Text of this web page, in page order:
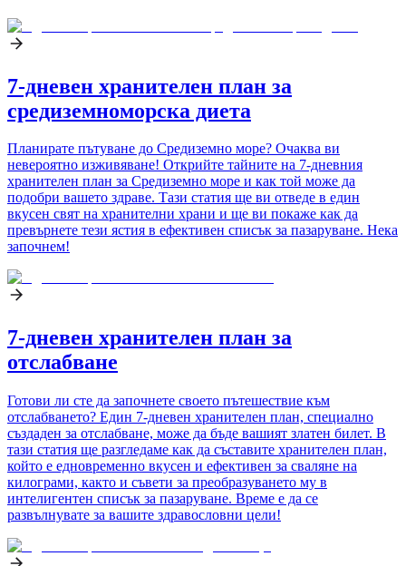
7-дневен хранителен план за
средиземноморска диета
Планирате пътуване до Средиземно море? Очаква ви
невероятно изживяване! Открийте тайните на 7-дневния
хранителен план за Средиземно море и как той може да
подобри вашето здраве. Тази статия ще ви отведе в един
вкусен свят на хранителни храни и ще ви покаже как да
превърнете тези ястия в ефективен списък за пазаруване. Нека
започнем!
7-дневен хранителен план за
отслабване
Готови ли сте да започнете своето пътешествие към
отслабването? Един 7-дневен хранителен план, специално
създаден за отслабване, може да бъде вашият златен билет. В
тази статия ще разгледаме как да съставите хранителен план,
който е едновременно вкусен и ефективен за сваляне на
килограми, както и съвети за преобразуването му в
интелигентен списък за пазаруване. Време е да се
развълнувате за вашите здравословни цели!